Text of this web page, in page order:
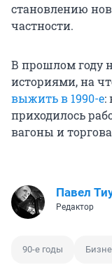
становлению
частности.
В прошлом году
историями, на
выжить в 1990-е:
приходилось
вагоны и
Павел
Редактор
90-е годы